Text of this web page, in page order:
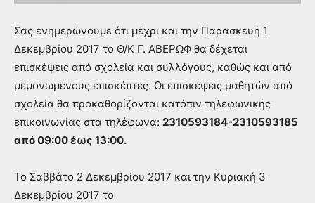
Σας ενημερώνουμε ότι μέχρι και την Παρασκευή 1
Δεκεμβρίου 2017 το Θ/Κ Γ. ΑΒΕΡΩΦ θα δέχεται
επισκέψεις από σχολεία και συλλόγους, καθώς και από
μεμονωμένους επισκέπτες. Οι επισκέψεις μαθητών από
σχολεία θα προκαθορίζονται κατόπιν τηλεφωνικής
επικοινωνίας στα τηλέφωνα: 2310593184-2310593185
από 09:00 έως 13:00.
To Σαββάτο 2 Δεκεμβρίου 2017 και την Κυριακή 3
Δεκεμβρίου 2017 το